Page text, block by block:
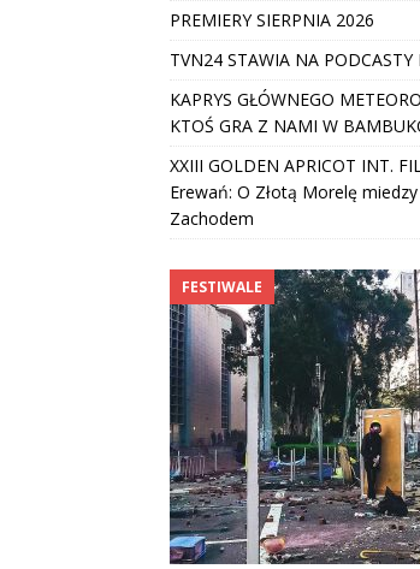
PREMIERY SIERPNIA 2026
TVN24 STAWIA NA PODCASTY
KAPRYS GŁÓWNEGO
KTOŚ GRA Z NAMI W
XXIII GOLDEN APRICOT INT.
Erewań: O Złotą Morelę
Zachodem
FESTIWALE